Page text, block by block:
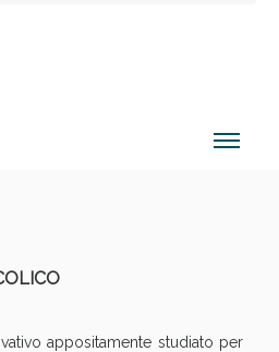
appositamente studiato per
Sconti fino al 45% oggi!